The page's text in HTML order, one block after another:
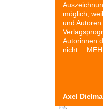
möglich,
und
Autorinnen
nicht…
Axel